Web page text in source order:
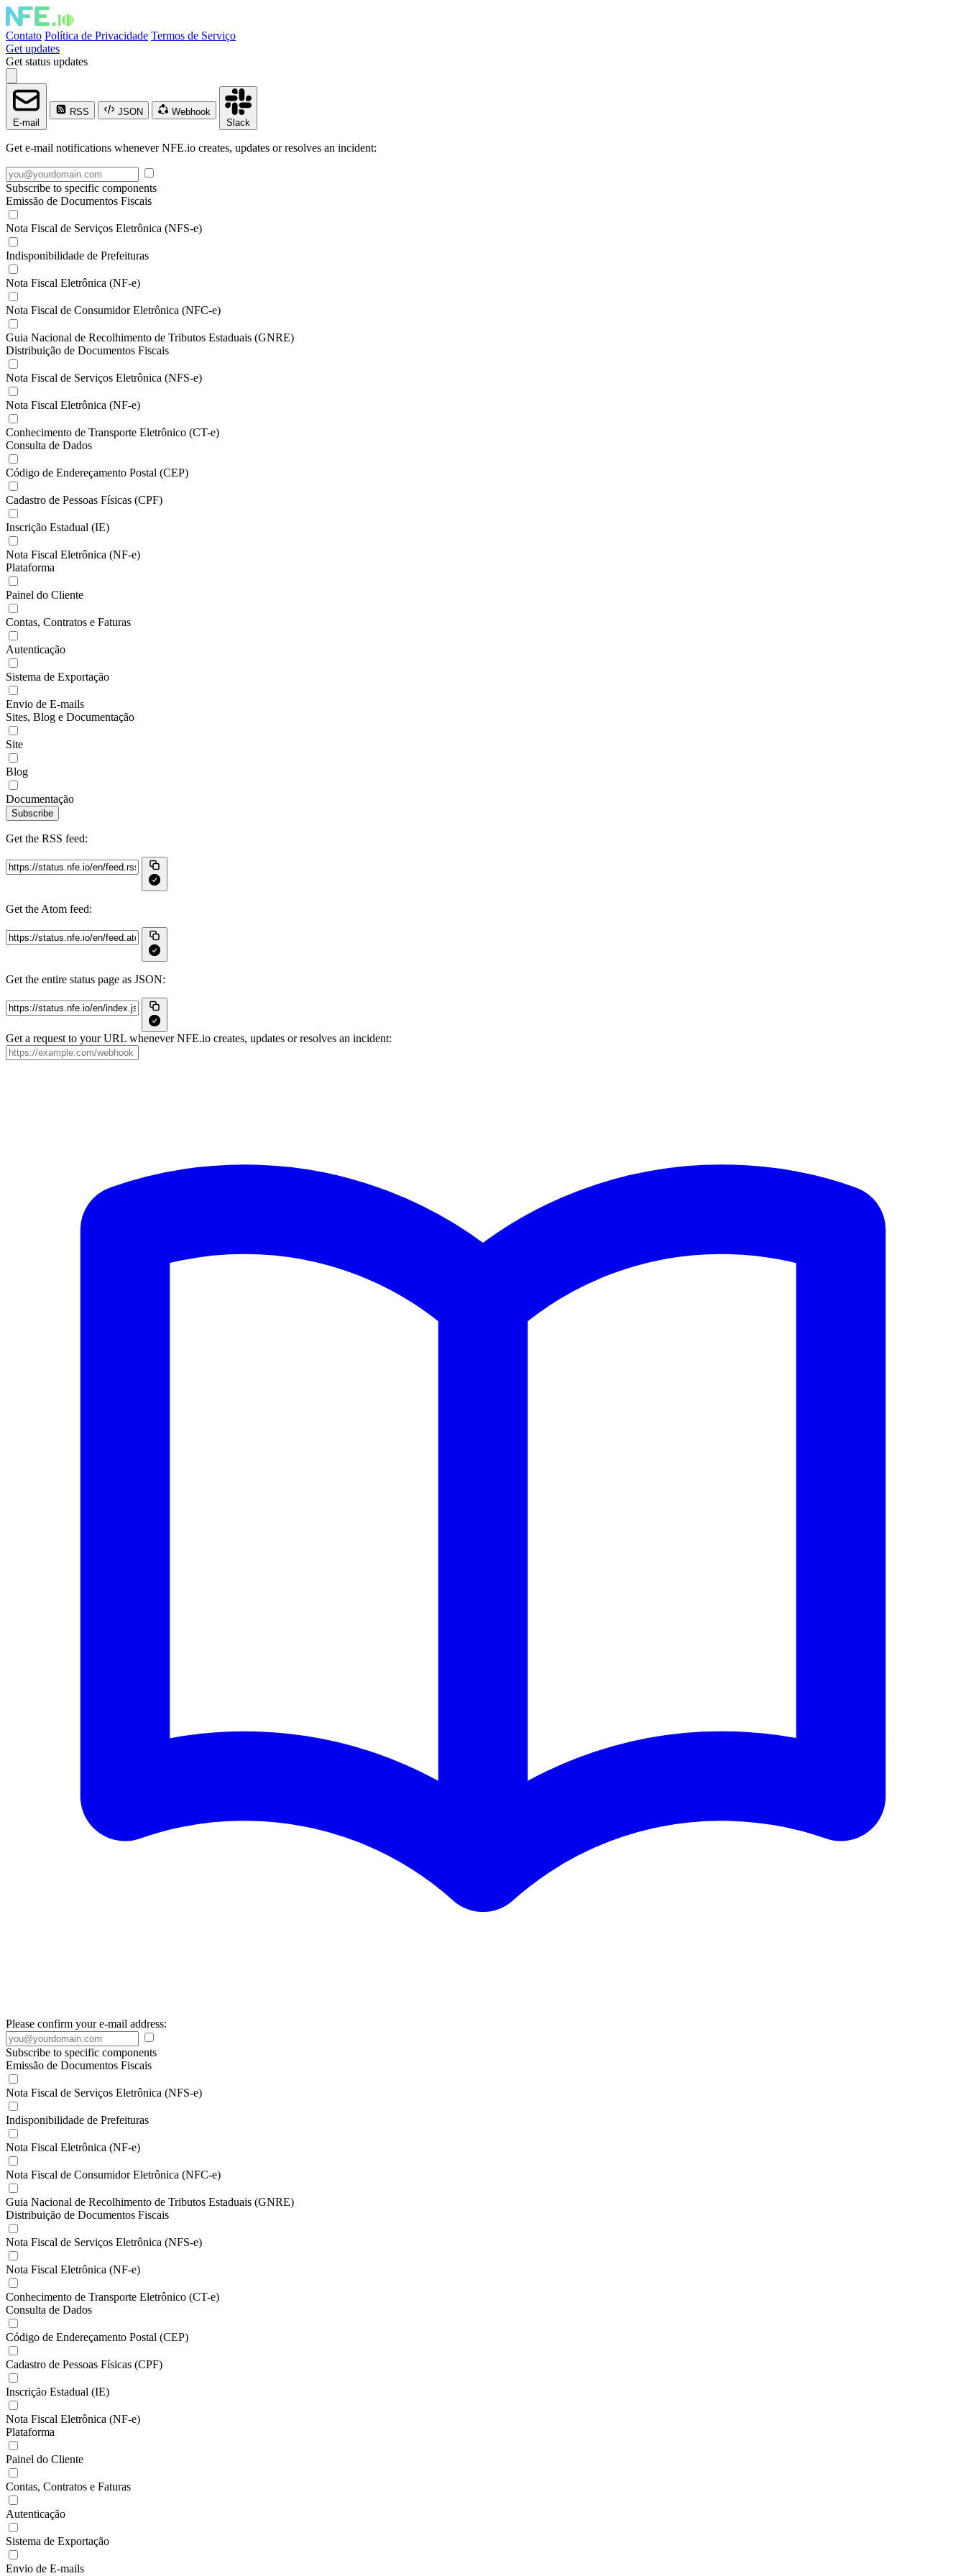
Contato Política de Privacidade Termos de Serviço
Get updates
Get status updates
E-mail
RSS JSON
Webhook
Slack
Get e-mail notifications whenever NFE.io creates, updates or resolves an incident:
Subscribe to specific components
Emissão de Documentos Fiscais
Nota Fiscal de Serviços Eletrônica (NFS-e)
Indisponibilidade de Prefeituras
Nota Fiscal Eletrônica (NF-e)
Nota Fiscal de Consumidor Eletrônica (NFC-e)
Guia Nacional de Recolhimento de Tributos Estaduais (GNRE)
Distribuição de Documentos Fiscais
Nota Fiscal de Serviços Eletrônica (NFS-e)
Nota Fiscal Eletrônica (NF-e)
Conhecimento de Transporte Eletrônico (CT-e)
Consulta de Dados
Código de Endereçamento Postal (CEP)
Cadastro de Pessoas Físicas (CPF)
Inscrição Estadual (IE)
Nota Fiscal Eletrônica (NF-e)
Plataforma
Painel do Cliente
Contas, Contratos e Faturas
Autenticação
Sistema de Exportação
Envio de E-mails
Sites, Blog e Documentação
Site
Blog
Documentação
Subscribe
Get the RSS feed:
Get the Atom feed:
Get the entire status page as JSON:
Get a request to your URL whenever NFE.io creates, updates or resolves an incident:
Please confirm your e-mail address:
Subscribe to specific components
Emissão de Documentos Fiscais
Nota Fiscal de Serviços Eletrônica (NFS-e)
Indisponibilidade de Prefeituras
Nota Fiscal Eletrônica (NF-e)
Nota Fiscal de Consumidor Eletrônica (NFC-e)
Guia Nacional de Recolhimento de Tributos Estaduais (GNRE)
Distribuição de Documentos Fiscais
Nota Fiscal de Serviços Eletrônica (NFS-e)
Nota Fiscal Eletrônica (NF-e)
Conhecimento de Transporte Eletrônico (CT-e)
Consulta de Dados
Código de Endereçamento Postal (CEP)
Cadastro de Pessoas Físicas (CPF)
Inscrição Estadual (IE)
Nota Fiscal Eletrônica (NF-e)
Plataforma
Painel do Cliente
Contas, Contratos e Faturas
Autenticação
Sistema de Exportação
Envio de E-mails